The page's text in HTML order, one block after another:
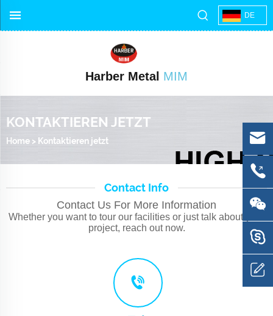
DE
Harber Metal MIM
KONTAKTIEREN JETZT
Home > Kontaktieren jetzt
Contact Info
Contact Us For More Information
Whether you want to tour our facilities or just talk about your
project, reach out now.